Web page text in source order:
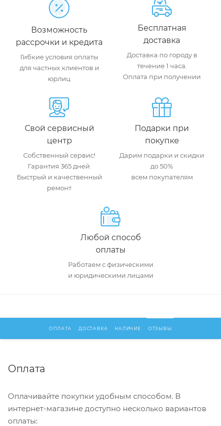
Возможность
рассрочки и кредита
Гибкие условия оплаты
для частных клиентов и
юрлиц
Бесплатная
доставка
Доставка по городу в
течение 1 часа.
Оплата при получении
Свой сервисный
центр
Собственный сервис!
Гарантия 365 дней.
Быстрый и качественный
ремонт
Подарки при
покупке
Дарим подарки и скидки
до 50%
всем покупателям
Любой способ
оплаты
Работаем с физическими
и юридическими лицами
ОПЛАТА ДОСТАВКА НАЛИЧИЕ ОТЗЫВЫ
Оплата
Оплачивайте покупки удобным способом. В
интернет-магазине доступно несколько вариантов
оплаты: